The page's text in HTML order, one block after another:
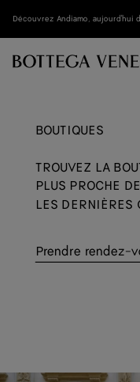
Découvrez Andiamo,
BOUTIQUES
TROUVEZ LA
PLUS PROCHE
LES DERNIÈRES
Prendre rendez-